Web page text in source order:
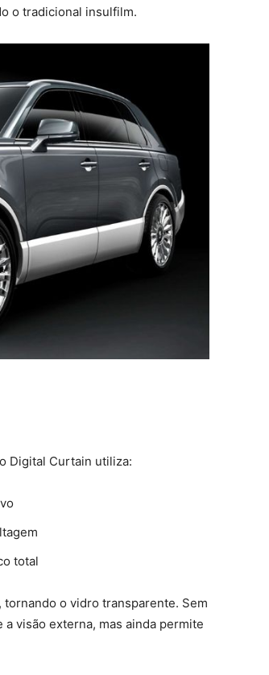
o tradicional insulfilm.
Digital Curtain utiliza:
total
o vidro transparente. Sem
visão externa, mas ainda permite